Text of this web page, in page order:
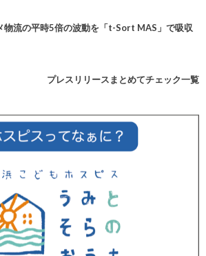
物流の平時5倍の波動を「t-Sort MAS」で吸収
プレスリリースまとめてチェック一覧